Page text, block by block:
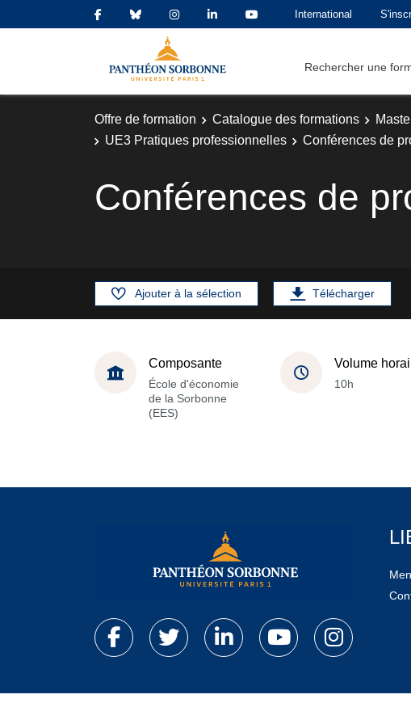
International
Rechercher une
Offre de formation Catalogue des formations
UE3 Pratiques professionnelles
Conférences de
Conférences de
Ajouter à la sélection Télécharger
Composante
École d'économie
de la Sorbonne
(EES)
Volume
10h